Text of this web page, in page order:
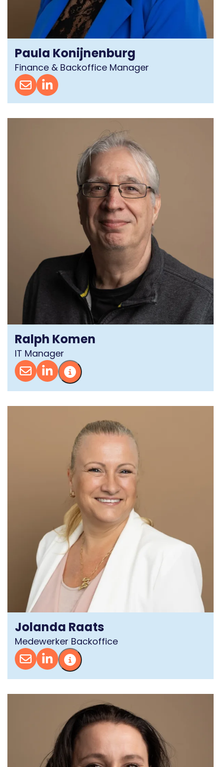
Paula Konijnenburg
Finance & Backoffice Manager
Ralph Komen
IT Manager
Jolanda Raats
Medewerker Backoffice